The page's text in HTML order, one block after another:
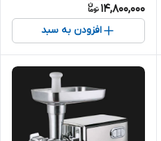
14,800,000
افزودن به سبد